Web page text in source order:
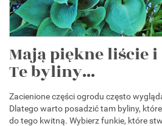
Mają piękne liście
Te byliny...
Zacienione części ogrodu często
Dlatego warto posadzić tam byliny,
do tego kwitną. Wybierz funkie, które